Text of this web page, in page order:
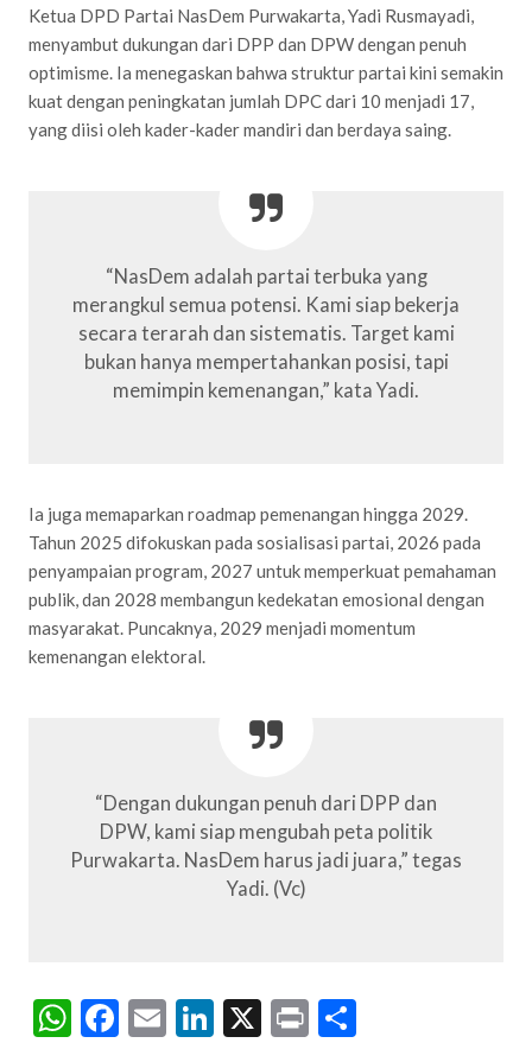
Ketua DPD Partai NasDem Purwakarta, Yadi Rusmayadi,
menyambut dukungan dari DPP dan DPW dengan penuh
optimisme. Ia menegaskan bahwa struktur partai kini semakin
kuat dengan peningkatan jumlah DPC dari 10 menjadi 17,
yang diisi oleh kader-kader mandiri dan berdaya saing.
“NasDem adalah partai terbuka yang
merangkul semua potensi. Kami siap bekerja
secara terarah dan sistematis. Target kami
bukan hanya mempertahankan posisi, tapi
memimpin kemenangan,” kata Yadi.
Ia juga memaparkan roadmap pemenangan hingga 2029.
Tahun 2025 difokuskan pada sosialisasi partai, 2026 pada
penyampaian program, 2027 untuk memperkuat pemahaman
publik, dan 2028 membangun kedekatan emosional dengan
masyarakat. Puncaknya, 2029 menjadi momentum
kemenangan elektoral.
“Dengan dukungan penuh dari DPP dan
DPW, kami siap mengubah peta politik
Purwakarta. NasDem harus jadi juara,” tegas
Yadi. (Vc)
WhatsApp
Facebook
EmailLinkedIn
X Print